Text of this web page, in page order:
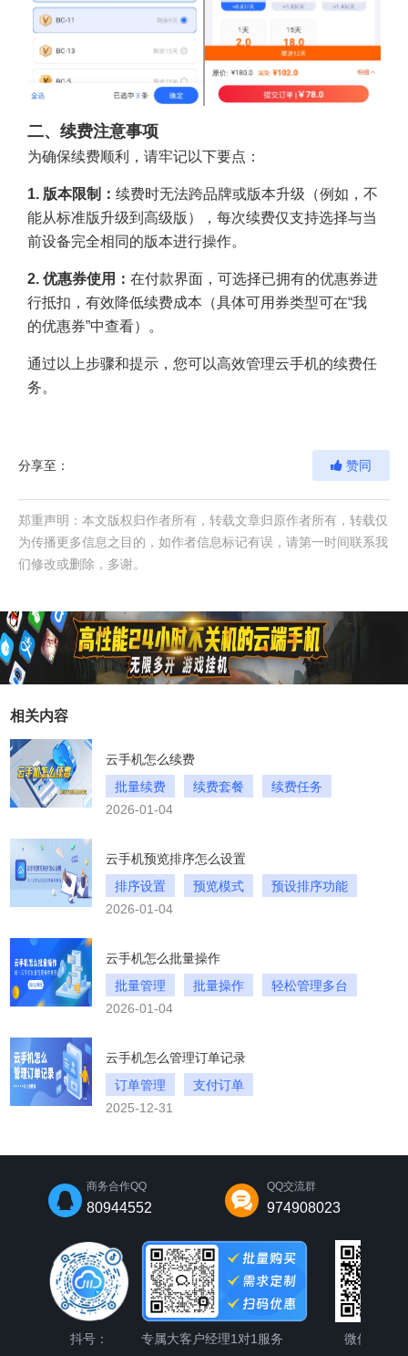
二、续费注意事项
为确保续费顺利，请牢记以下要点：
1. 版本限制： 续费时无法跨品牌或版本升级（例如，不
能从标准版升级到高级版），每次续费仅支持选择与当
前设备完全相同的版本进行操作。
2. 优惠券使用： 在付款界面，可选择已拥有的优惠券进
行抵扣，有效降低续费成本（具体可用券类型可在“我
的优惠券”中查看）。
通过以上步骤和提示，您可以高效管理云手机的续费任
务。
赞同
分享至：
郑重声明：本文版权归作者所有，转载文章归原作者所有，转载仅
为传播更多信息之目的，如作者信息标记有误，请第一时间联系我
们修改或删除，多谢。
相关内容
云手机怎么续费
批量续费
续费套餐
续费任务
2026-01-04
云手机预览排序怎么设置
排序设置
预览模式
预设排序功能
2026-01-04
云手机怎么批量操作
批量管理
批量操作
轻松管理多台
2026-01-04
云手机怎么管理订单记录
订单管理
支付订单
川川云手机的订单记录
2025-12-31
商务合作QQ
80944552
QQ交流群
974908023
抖号：
专属大客户经理1对1服务 微信公众号